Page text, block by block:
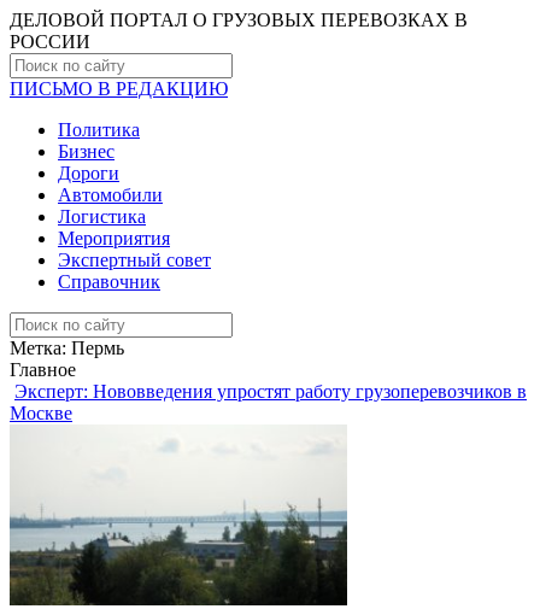
ДЕЛОВОЙ ПОРТАЛ О ГРУЗОВЫХ ПЕРЕВОЗКАХ В
РОCСИИ
ПИСЬМО В РЕДАКЦИЮ
Политика
Бизнес
Дороги
Автомобили
Логистика
Мероприятия
Экспертный совет
Справочник
Метка: Пермь
Главное
Эксперт: Нововведения упростят работу грузоперевозчиков в
Москве